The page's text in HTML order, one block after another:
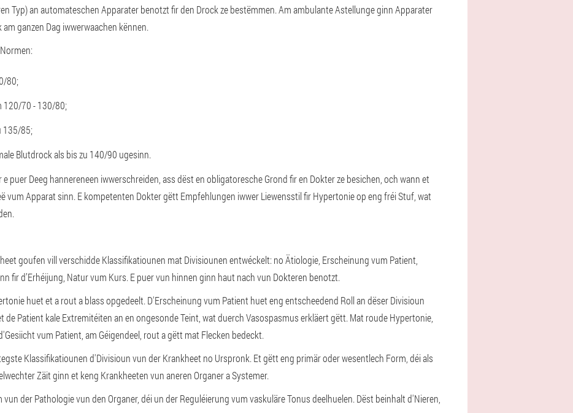
Typ) an automateschen Apparater benotzt fir den Drock ze bestëmmen. Am ambulante Astellunge ginn Apparater
ganzen Dag iwwerwaachen kënnen.
80;
120/70 - 130/80;
135/85;
Blutdrock als bis zu 140/90 ugesinn.
puer Deeg hannereneen iwwerschreiden, ass dëst en obligatoresche Grond fir en Dokter ze besichen, och wann et
vum Apparat sinn. E kompetenten Dokter gëtt Empfehlungen iwwer Liewensstil fir Hypertonie op eng fréi Stuf, wat
goufen vill verschidde Klassifikatiounen mat Divisiounen entwéckelt: no Ätiologie, Erscheinung vum Patient,
fir d’Erhéijung, Natur vum Kurs. E puer vun hinnen ginn haut nach vun Dokteren benotzt.
huet et a rout a blass opgedeelt. D'Erscheinung vum Patient huet eng entscheedend Roll an dëser Divisioun
de Patient kale Extremitéiten an en ongesonde Teint, wat duerch Vasospasmus erkläert gëtt. Mat roude Hypertonie,
vum Patient, am Géigendeel, rout a gëtt mat Flecken bedeckt.
Klassifikatiounen d'Divisioun vun der Krankheet no Urspronk. Et gëtt eng primär oder wesentlech Form, déi als
Zäit ginn et keng Krankheeten vun aneren Organer a Systemer.
der Pathologie vun den Organer, déi un der Reguléierung vum vaskuläre Tonus deelhuelen. Dëst beinhalt d'Nieren,